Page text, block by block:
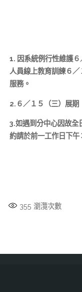
1. 因系統例行性維護
人員線上教育訓練６
服務。
2.６／１５（三）展期
3.如遇到分中心因故全
約請於前一工作日下午
355 瀏灠次數